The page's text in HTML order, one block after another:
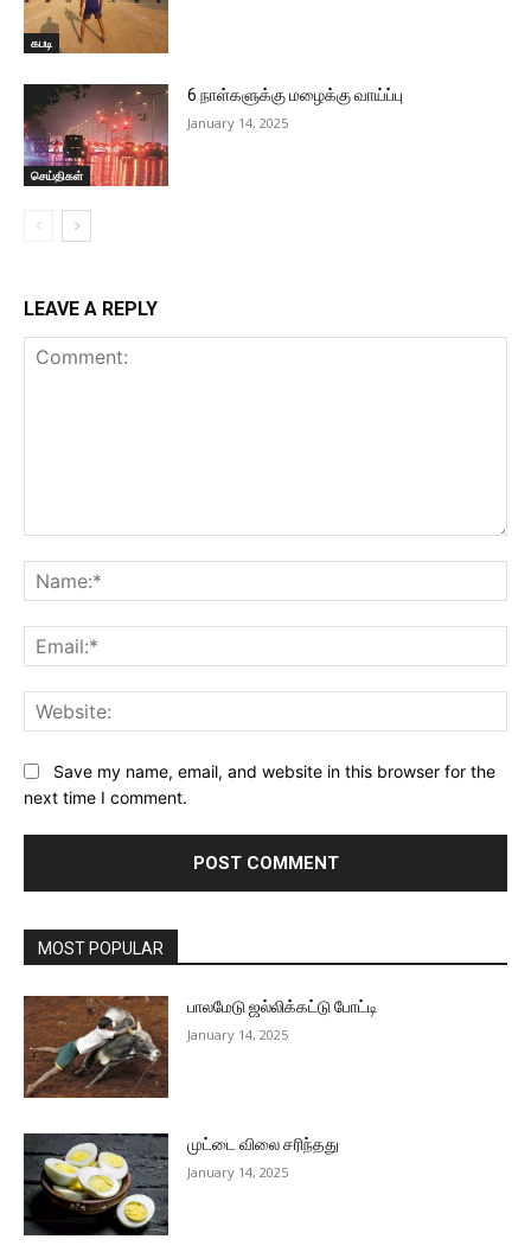
கபடி
செய்திகள்
6 நாள்களுக்கு மழைக்கு வாய்ப்பு
January 14, 2025
LEAVE A REPLY
Save my name, email, and website in this browser for the
next time I comment.
MOST POPULAR
பாலமேடு ஜல்லிக்கட்டு போட்டி
January 14, 2025
முட்டை விலை சரிந்தது
January 14, 2025